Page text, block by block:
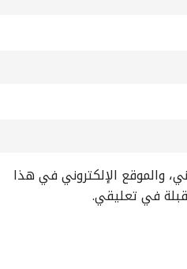
والموقع الإلكتروني في هذا
في تعليقي.